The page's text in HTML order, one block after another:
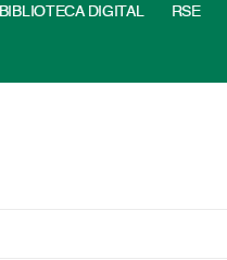
BIBLIOTECA DIGITAL RSE